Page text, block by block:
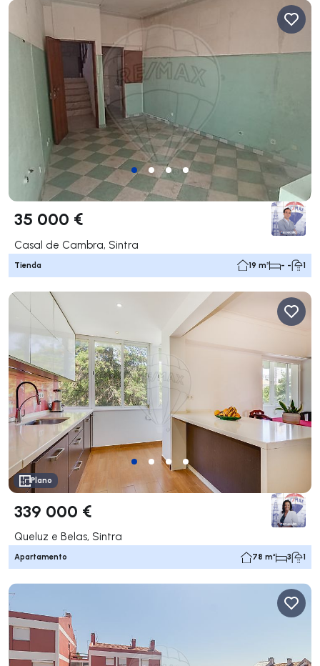
35 000 €
Casal de Cambra, Sintra
Tienda 19 m² - - 1
Plano
339 000 €
Queluz e Belas, Sintra
Apartamento 78 m² 3 1